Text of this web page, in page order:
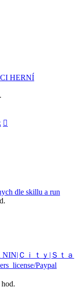
HERNÍ
dle skillu a run
Ｃｉｔｙ|Ｓｔａ
Paypal